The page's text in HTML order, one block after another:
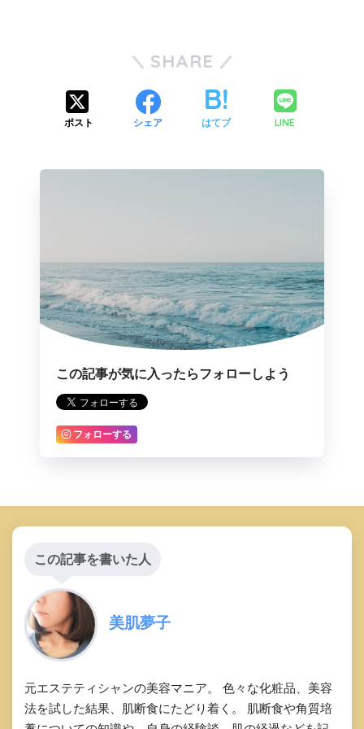
SHARE
ポスト シェア はてブ LINE
この記事が気に入ったらフォローしよう
フォローする
この記事を書いた人
美肌夢子
元エステティシャンの美容マニア。 色々な化粧品、美容
法を試した結果、肌断食にたどり着く。 肌断食や角質培